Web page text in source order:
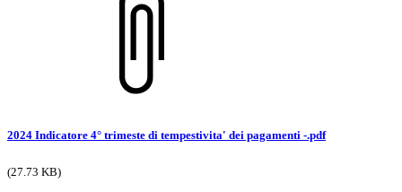
2024 Indicatore 4° trimeste di tempestivita' dei pagamenti -.pdf
(27.73 KB)